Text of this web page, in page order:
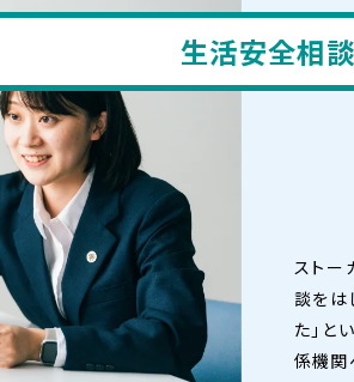
生活安全相談
ストー
談をは
た」と
係機関